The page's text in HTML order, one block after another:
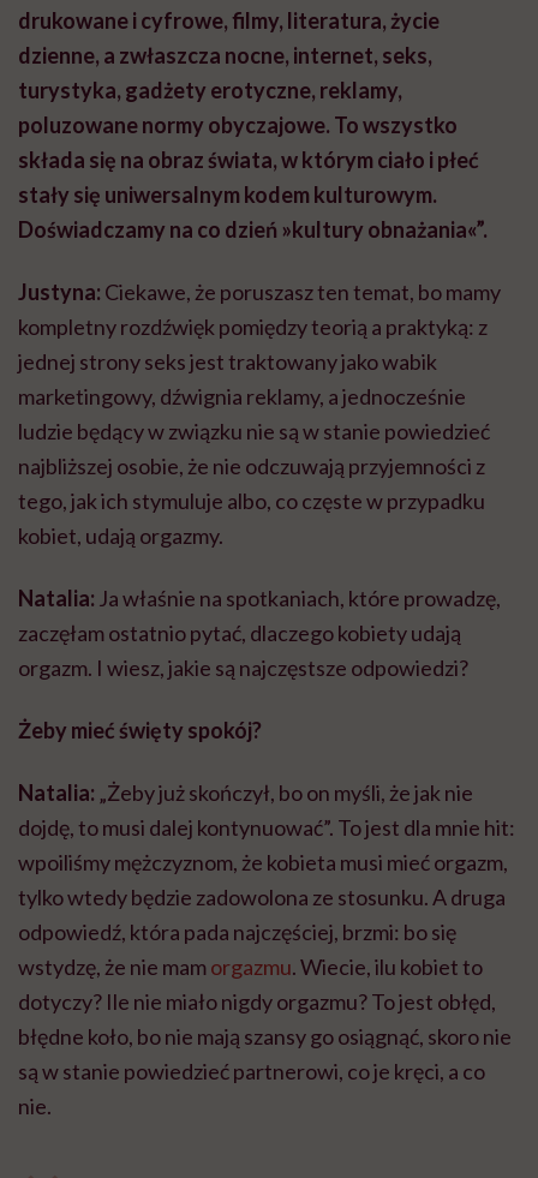
drukowane i cyfrowe, filmy, literatura, życie
dzienne, a zwłaszcza nocne, internet, seks,
turystyka, gadżety erotyczne, reklamy,
poluzowane normy obyczajowe. To wszystko
składa się na obraz świata, w którym ciało i płeć
stały się uniwersalnym kodem kulturowym.
Doświadczamy na co dzień »kultury obnażania«”.
Justyna: Ciekawe, że poruszasz ten temat, bo mamy
kompletny rozdźwięk pomiędzy teorią a praktyką: z
jednej strony seks jest traktowany jako wabik
marketingowy, dźwignia reklamy, a jednocześnie
ludzie będący w związku nie są w stanie powiedzieć
najbliższej osobie, że nie odczuwają przyjemności z
tego, jak ich stymuluje albo, co częste w przypadku
kobiet, udają orgazmy.
Natalia: Ja właśnie na spotkaniach, które prowadzę,
zaczęłam ostatnio pytać, dlaczego kobiety udają
orgazm. I wiesz, jakie są najczęstsze odpowiedzi?
Żeby mieć święty spokój?
Natalia: „Żeby już skończył, bo on myśli, że jak nie
dojdę, to musi dalej kontynuować”. To jest dla mnie hit:
wpoiliśmy mężczyznom, że kobieta musi mieć orgazm,
tylko wtedy będzie zadowolona ze stosunku. A druga
odpowiedź, która pada najczęściej, brzmi: bo się
wstydzę, że nie mamorgazmu. Wiecie, ilu kobiet to
dotyczy? Ile nie miało nigdy orgazmu? To jest obłęd,
błędne koło, bo nie mają szansy go osiągnąć, skoro nie
są w stanie powiedzieć partnerowi, co je kręci, a co
nie.